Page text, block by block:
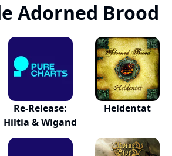
Adorned Brood
Re-Release:
Hiltia & Wigand
Heldentat